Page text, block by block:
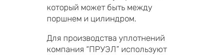
который может быть между
поршнем и цилиндром.
Для производства уплотнений
компания “ПРУЭЛ” используют